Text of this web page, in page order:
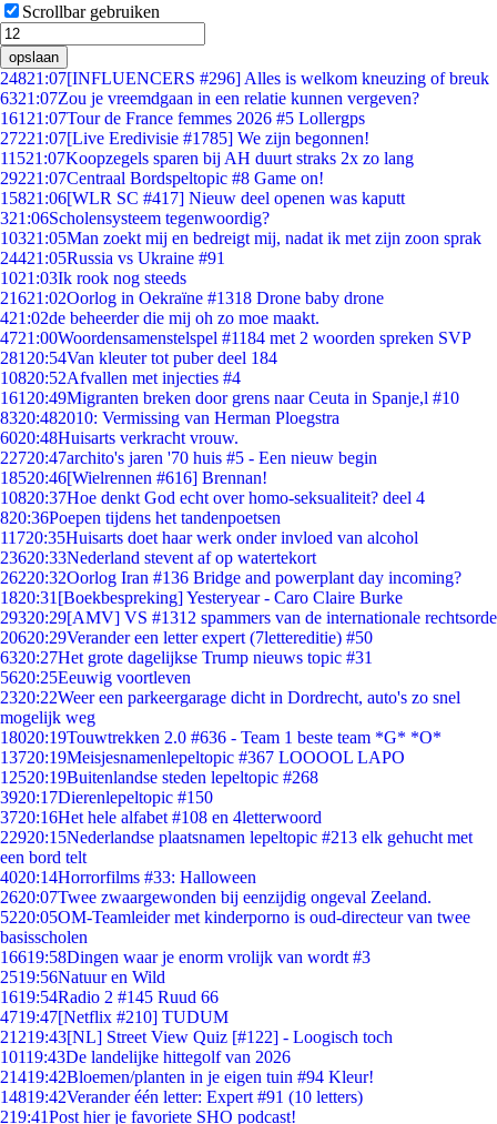
Scrollbar gebruiken
opslaan
24821:07[INFLUENCERS #296] Alles is welkom kneuzing of breuk
6321:07Zou je vreemdgaan in een relatie kunnen vergeven?
161 21:07Tour de France femmes 2026 #5 Lollergps
27221:07[Live Eredivisie #1785] We zijn begonnen!
11521:07Koopzegels sparen bij AH duurt straks 2x zo lang
29221:07Centraal Bordspeltopic #8 Game on!
15821:06[WLR SC #417] Nieuw deel openen was kaputt
321:06Scholensysteem tegenwoordig?
10321:05Man zoekt mij en bedreigt mij, nadat ik met zijn zoon sprak
24421:05Russia vs Ukraine #91
1021:03Ik rook nog steeds
21621:02Oorlog in Oekraïne #1318 Drone baby drone
421:02de beheerder die mij oh zo moe maakt.
4721:00Woordensamenstelspel #1184 met 2 woorden spreken SVP
281 20:54Van kleuter tot puber deel 184
10820:52Afvallen met injecties #4
161 20:49Migranten breken door grens naar Ceuta in Spanje,l #10
8320:482010: Vermissing van Herman Ploegstra
6020:48Huisarts verkracht vrouw.
22720:47archito's jaren '70 huis #5 - Een nieuw begin
18520:46[Wielrennen #616] Brennan!
10820:37Hoe denkt God echt over homo-seksualiteit? deel 4
820:36Poepen tijdens het tandenpoetsen
11720:35Huisarts doet haar werk onder invloed van alcohol
23620:33Nederland stevent af op watertekort
26220:32Oorlog Iran #136 Bridge and powerplant day incoming?
1820:31 [Boekbespreking] Yesteryear - Caro Claire Burke
29320:29[AMV] VS #1312 spammers van de internationale rechtsorde
20620:29Verander een letter expert (7lettereditie) #50
6320:27Het grote dagelijkse Trump nieuws topic #31
5620:25Eeuwig voortleven
2320:22Weer een parkeergarage dicht in Dordrecht, auto's zo snel
mogelijk weg
18020:19Touwtrekken 2.0 #636 - Team 1 beste team *G* *O*
13720:19Meisjesnamenlepeltopic #367 LOOOOL LAPO
12520:19Buitenlandse steden lepeltopic #268
3920:17Dierenlepeltopic #150
3720:16Het hele alfabet #108 en 4letterwoord
22920:15Nederlandse plaatsnamen lepeltopic #213 elk gehucht met
een bord telt
4020:14Horrorfilms #33: Halloween
2620:07Twee zwaargewonden bij eenzijdig ongeval Zeeland.
5220:05OM-Teamleider met kinderporno is oud-directeur van twee
basisscholen
16619:58Dingen waar je enorm vrolijk van wordt #3
2519:56Natuur en Wild
1619:54Radio 2 #145 Ruud 66
4719:47[Netflix #210] TUDUM
21219:43[NL] Street View Quiz [#122] - Loogisch toch
10119:43De landelijke hittegolf van 2026
21419:42Bloemen/planten in je eigen tuin #94 Kleur!
14819:42Verander één letter: Expert #91 (10 letters)
219:41Post hier je favoriete SHO podcast!